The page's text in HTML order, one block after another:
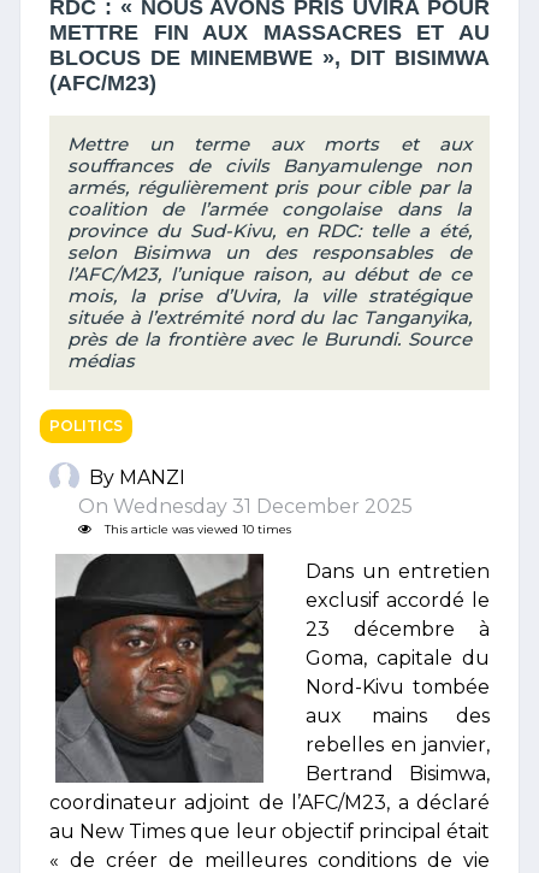
RDC : « NOUS AVONS PRIS UVIRA POUR
METTRE FIN AUX MASSACRES ET AU
BLOCUS DE MINEMBWE », DIT BISIMWA
(AFC/M23)
Mettre un terme aux morts et aux
souffrances de civils Banyamulenge non
armés, régulièrement pris pour cible par la
coalition de l’armée congolaise dans la
province du Sud-Kivu, en RDC: telle a été,
selon Bisimwa un des responsables de
l’AFC/M23, l’unique raison, au début de ce
mois, la prise d’Uvira, la ville stratégique
située à l’extrémité nord du lac Tanganyika,
près de la frontière avec le Burundi. Source
médias
POLITICS
By MANZI
On Wednesday 31 December 2025
This article was viewed 10 times
Dans un entretien
exclusif accordé le
23 décembre à
Goma, capitale du
Nord-Kivu tombée
aux mains des
rebelles en janvier,
Bertrand Bisimwa,
coordinateur adjoint de l’AFC/M23, a déclaré
au New Times que leur objectif principal était
« de créer de meilleures conditions de vie